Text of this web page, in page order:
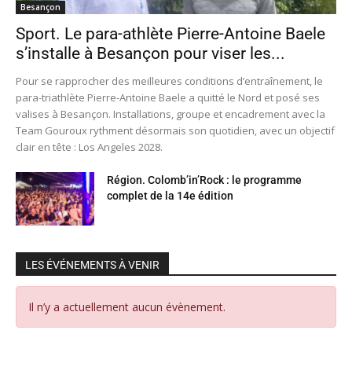
Besançon
Sport. Le para-athlète Pierre-Antoine Baele
s’installe à Besançon pour viser les...
Pour se rapprocher des meilleures conditions d’entraînement, le
para-triathlète Pierre-Antoine Baele a quitté le Nord et posé ses
valises à Besançon. Installations, groupe et encadrement avec la
Team Gouroux rythment désormais son quotidien, avec un objectif
clair en tête : Los Angeles 2028.
Région. Colomb’in’Rock : le programme
complet de la 14e édition
LES ÉVÉNEMENTS À VENIR
Il n’y a actuellement aucun évènement.